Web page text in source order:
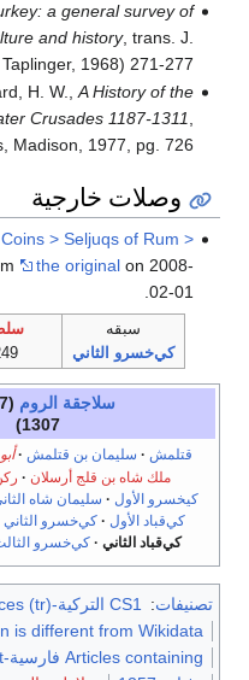
a general survey of
and history, trans. J.
1968) 271-277.
H. W.,A History of the
Crusades 1187-1311,
Madison, 1977, pg. 726
وصلات خارجية
> Seljuqs of Rum >
the originalon 2008-
02-01.
سبقه
كي‌خسرو الثاني
سلاجقة الروم
1307)
قتلمش سليمان بن قتلمش
ملك شاه بن قلج أرسلان
كيخسرو الأول
سليمان شاه
كي‌قباد الأول
كي‌خسرو الثاني
كي‌قباد الثاني
كي‌خسرو
تصنيفات:
CS1 التركية-language sources (tr)
is different from Wikidata
Articles containing فارسية-language text